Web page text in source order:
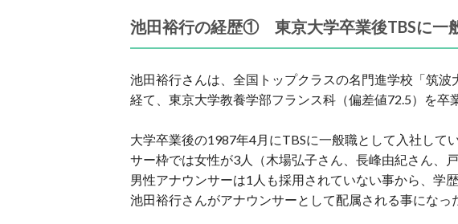
池田裕行の経歴① 東京大学卒業後TBSに一
池田裕行さんは、全国トップクラスの名門進学校「筑
経て、東京大学教養学部フランス科（偏差値72.5）を卒
大学卒業後の1987年4月にTBSに一般職として入社して
サー枠では女性が3人（木場弘子さん、長峰由紀さん、
男性アナウンサーは1人も採用されていない事から、学
池田裕行さんがアナウンサーとして配属される事になっ